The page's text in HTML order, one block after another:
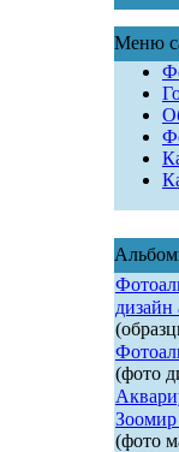
Меню
дизайн
(фото
(фото